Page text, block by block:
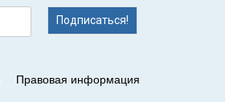
Подписаться!
Правовая информация